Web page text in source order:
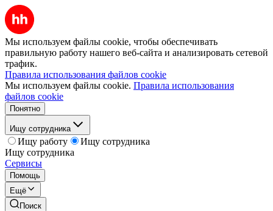
Мы используем файлы cookie, чтобы обеспечивать
правильную работу нашего веб-сайта и анализировать сетевой
трафик.
Правила использования файлов cookie
Мы используем файлы cookie. Правила использования
файлов cookie
Понятно
Ищу сотрудника
Ищу работу
Ищу сотрудника
Ищу сотрудника
Сервисы
Помощь
Ещё
Поиск